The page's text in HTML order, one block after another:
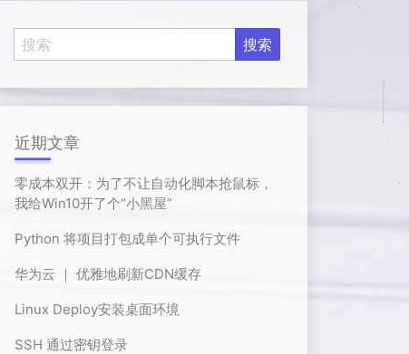
近期文章
零成本双开：为了不让自动化脚本抢鼠标，
我给Win10开了个“小黑屋”
Python 将项目打包成单个可执行文件
华为云 ｜ 优雅地刷新CDN缓存
Linux Deploy安装桌面环境
SSH 通过密钥登录